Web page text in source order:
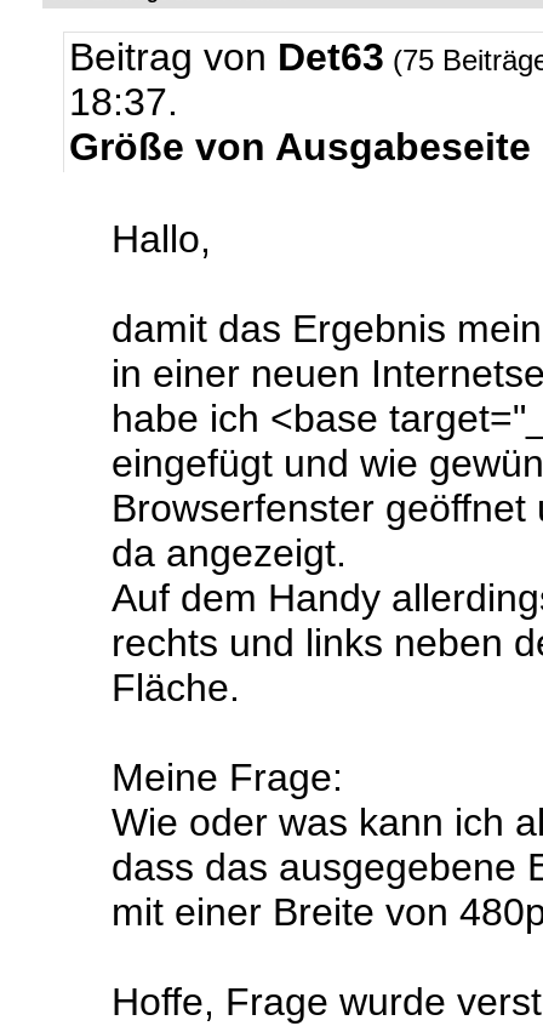
Beitrag von Det63 (75
18:37.
Größe von
Hallo,
damit das Ergebnis
in einer neuen
habe ich <base
eingefügt und wie
Browserfenster
da angezeigt.
Auf dem Handy
rechts und links neben
Fläche.
Meine Frage:
Wie oder was kann ich
dass das ausgegebene
mit einer Breite von
Hoffe, Frage wurde